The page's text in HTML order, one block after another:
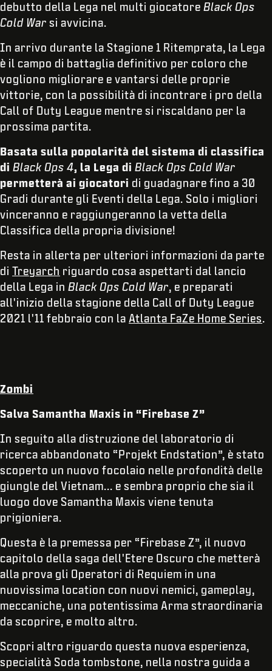
debutto della Lega nel multi giocatore Black Ops
Cold War si avvicina.
In arrivo durante la Stagione 1 Ritemprata, la Lega
è il campo di battaglia definitivo per coloro che
vogliono migliorare e vantarsi delle proprie
vittorie, con la possibilità di incontrare i pro della
Call of Duty League mentre si riscaldano per la
prossima partita.
Basata sulla popolarità del sistema di classifica
di Black Ops 4, la Lega di Black Ops Cold War
permetterà ai giocatori di guadagnare fino a 30
Gradi durante gli Eventi della Lega. Solo i migliori
vinceranno e raggiungeranno la vetta della
Classifica della propria divisione!
Resta in allerta per ulteriori informazioni da parte
di Treyarch riguardo cosa aspettarti dal lancio
della Lega in Black Ops Cold War, e preparati
all'inizio della stagione della Call of Duty League
2021 l'11 febbraio con la Atlanta FaZe Home Series.
Zombi
Salva Samantha Maxis in “Firebase Z”
In seguito alla distruzione del laboratorio di
ricerca abbandonato “Projekt Endstation”, è stato
scoperto un nuovo focolaio nelle profondità delle
giungle del Vietnam... e sembra proprio che sia il
luogo dove Samantha Maxis viene tenuta
prigioniera.
Questa è la premessa per “Firebase Z”, il nuovo
capitolo della saga dell'Etere Oscuro che metterà
alla prova gli Operatori di Requiem in una
nuovissima location con nuovi nemici, gameplay,
meccaniche, una potentissima Arma straordinaria
da scoprire, e molto altro.
Scopri altro riguardo questa nuova esperienza,
specialità Soda tombstone, nella nostra guida a